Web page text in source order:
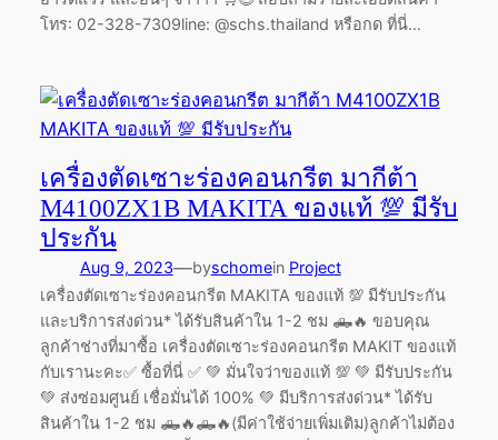
โทร: 02-328-7309line: @schs.thailand หรือกด ที่นี่…
เครื่องตัดเซาะร่องคอนกรีต มากีต้า
M4100ZX1B MAKITA ของแท้ 💯 มีรับ
ประกัน
Aug 9, 2023—byschomein Project
เครื่องตัดเซาะร่องคอนกรีต MAKITA ของแท้ 💯 มีรับประกัน
และบริการส่งด่วน* ได้รับสินค้าใน 1-2 ชม 🛻🔥 ขอบคุณ
ลูกค้าช่างที่มาซื้อ เครื่องตัดเซาะร่องคอนกรีต MAKIT ของแท้
กับเรานะคะ✅ ซื้อที่นี่ ✅ 💚 มั่นใจว่าของแท้ 💯 💚 มีรับประกัน
💚 ส่งซ่อมศูนย์ เชื่อมั่นได้ 100% 💚 มีบริการส่งด่วน* ได้รับ
สินค้าใน 1-2 ชม 🛻🔥🛻🔥(มีค่าใช้จ่ายเพิ่มเติม)ลูกค้าไม่ต้อง